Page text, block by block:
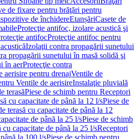
de fixare pentru brăţări pentru
de închidereEtanșăriCasete de
Protecţie antifoc, izolare acustică şi
antifocProtecţie antifoc pentru
Izolaţii contra propagării sunetului
propagării sunetului în masă solidă şi
în aerProtecţie contra
aerisire pentru drenajVentile de
Ventile de aerisireInstalaţie pluvială
terasăPiese de schimb pentru Receptori
cu capacitate de până la 12 l/sPiese de
terasă cu capacitate de până la 12
de până la 25 l/sPiese de schimb
capacitate de până la 25 l/sReceptori
la 100 l/sPiese de schimb pentru